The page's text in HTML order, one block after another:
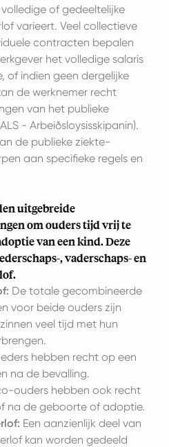
of gedeeltelijke
varieert. Veel collectieve
contracten bepalen
het volledige salaris
of indien geen dergelijke
de werknemer recht
van het publieke
- Arbeiðsloysisskipanin).
de publieke ziekte-
aan specifieke regels en
uitgebreide
om ouders tijd vrij te
van een kind. Deze
, vaderschaps- en
De totale gecombineerde
voor beide ouders zijn
veel tijd met hun
hebben recht op een
na de bevalling.
ouders hebben ook recht
na de geboorte of adoptie.
Een aanzienlijk deel van
kan worden gedeeld